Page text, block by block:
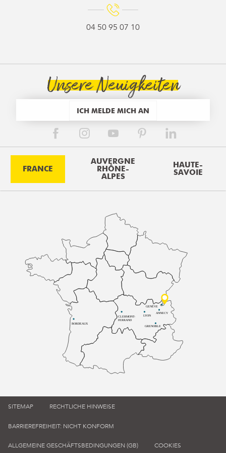
04 50 95 07 10
Unsere Neuigkeiten
ICH MELDE MICH AN
FRANCE
AUVERGNE
RHÔNE-
ALPES
HAUTE-
SAVOIE
BORDEAUX
CLERMONT-
FERRAND
LYON
ANNECY
GRENOBLE
GENÈVE
SITEMAP RECHTLICHE HINWEISE
BARRIEREFREIHEIT: NICHT KONFORM
ALLGEMEINE GESCHÄFTSBEDINGUNGEN (GB) COOKIES